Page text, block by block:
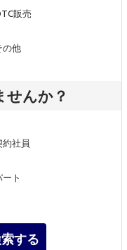
販売
の他
せんか？
約社員
ート